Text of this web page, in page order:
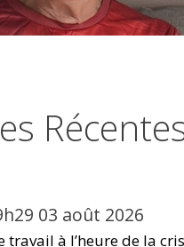
03 août 2026
travail à l’heure de la